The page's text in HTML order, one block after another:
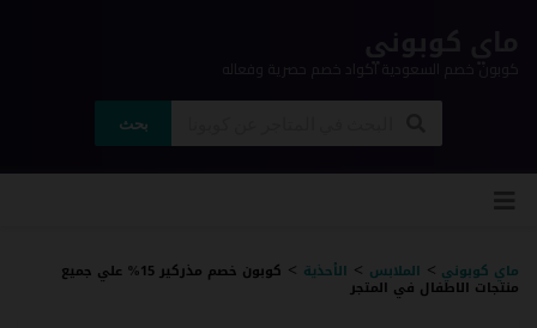
كوبون خصم السعودية اكواد خصم حصرية وفعاله
بحث
ماي كوبوني > الملابس > الأحذية > كوبون خصم مذركير 15% علي جميع
منتجات الاطفال في المتجر